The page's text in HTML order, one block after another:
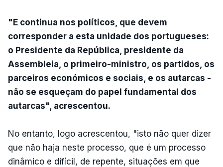
"E continua nos políticos, que devem
corresponder a esta unidade dos portugueses:
o Presidente da República, presidente da
Assembleia, o primeiro-ministro, os partidos, os
parceiros económicos e sociais, e os autarcas -
não se esqueçam do papel fundamental dos
autarcas", acrescentou.
No entanto, logo acrescentou, "isto não quer dizer
que não haja neste processo, que é um processo
dinâmico e difícil, de repente, situações em que